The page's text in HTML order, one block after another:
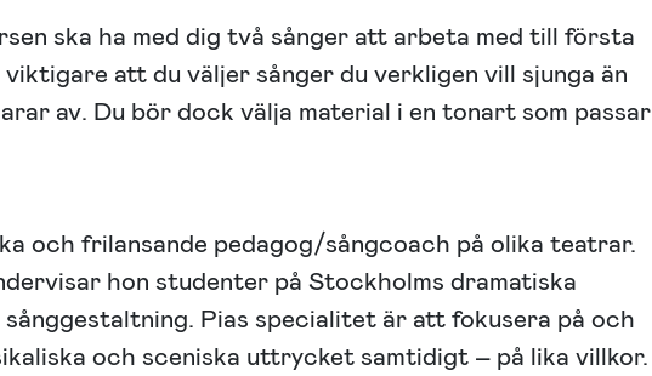
ska ha med dig två sånger att arbeta med till första
att du väljer sånger du verkligen vill sjunga än
av. Du bör dock välja material i en tonart som passar
och frilansande pedagog/sångcoach på olika teatrar.
hon studenter på Stockholms dramatiska
sånggestaltning. Pias specialitet är att fokusera på och
och sceniska uttrycket samtidigt – på lika villkor.